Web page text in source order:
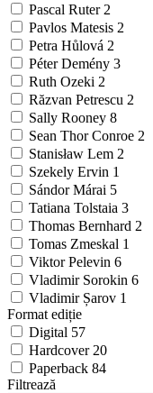
Pascal Ruter 2
Pavlos Matesis 2
Petra Hůlová 2
Péter Demény 3
Ruth Ozeki 2
Răzvan Petrescu 2
Sally Rooney 8
Sean Thor Conroe 2
Stanisław Lem 2
Szekely Ervin 1
Sándor Márai 5
Tatiana Tolstaia 3
Thomas Bernhard 2
Tomas Zmeskal 1
Viktor Pelevin 6
Vladimir Sorokin 6
Vladimir Șarov 1
Format ediție
Digital 57
Hardcover 20
Paperback 84
Filtrează